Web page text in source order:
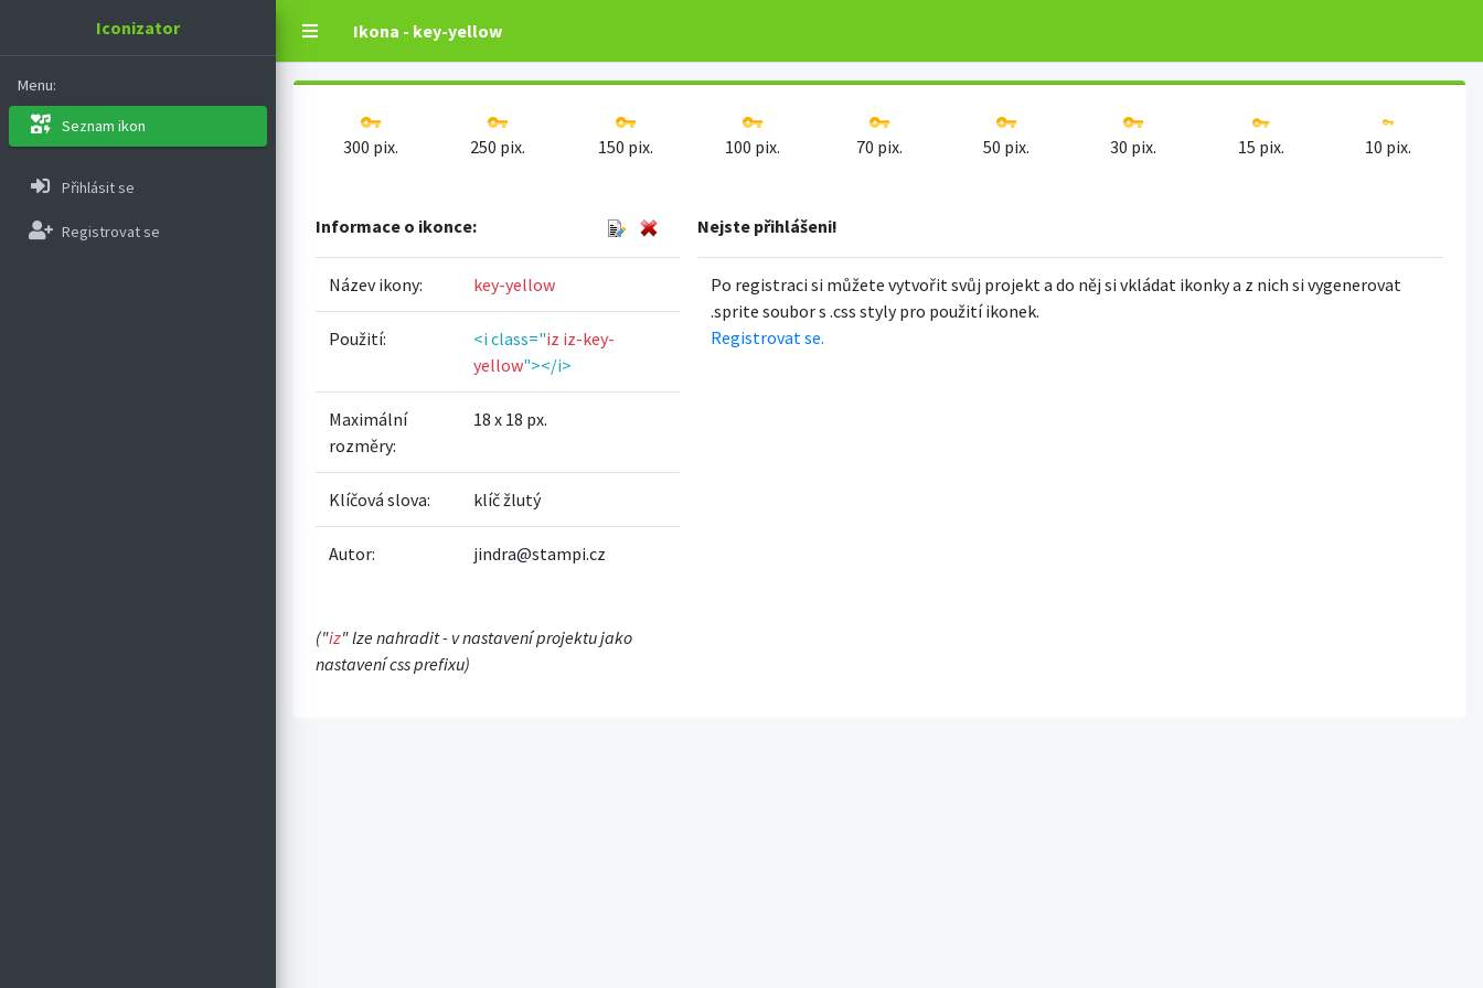
Ikona - key-yellow
Iconizator
Menu:
Seznam ikon
Přihlásit se
Registrovat se
300 pix. 250 pix. 150 pix. 100 pix. 70 pix. 50 pix. 30 pix. 15 pix. 10 pix.
Informace o ikonce:
Název ikony: key-yellow
Použití: <i class="iz iz-key-
yellow"></i>
Maximální
rozměry:
18 x 18 px.
Klíčová slova: klíč žlutý
Autor: jindra@stampi.cz
("iz" lze nahradit - v nastavení projektu jako
nastavení css prefixu)
Nejste přihlášeni!
Po registraci si můžete vytvořit svůj projekt a do něj si vkládat ikonky a z nich si vygenerovat
.sprite soubor s .css styly pro použití ikonek.
Registrovat se.